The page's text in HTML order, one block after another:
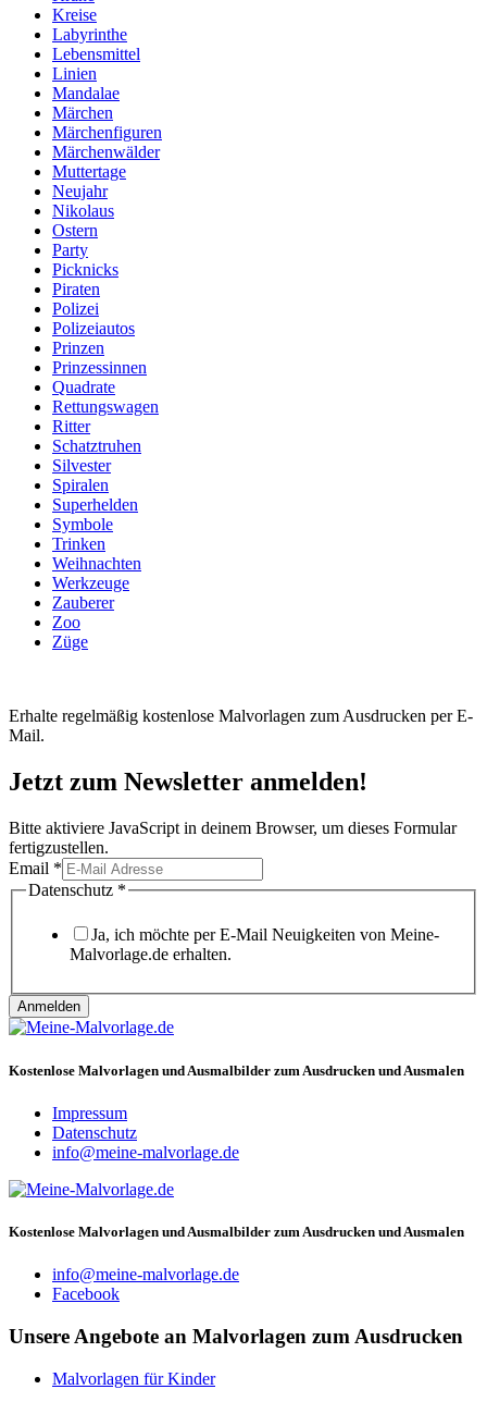
Kreise
Labyrinthe
Lebensmittel
Linien
Mandalae
Märchen
Märchenfiguren
Märchenwälder
Muttertage
Neujahr
Nikolaus
Ostern
Party
Picknicks
Piraten
Polizei
Polizeiautos
Prinzen
Prinzessinnen
Quadrate
Rettungswagen
Ritter
Schatztruhen
Silvester
Spiralen
Superhelden
Symbole
Trinken
Weihnachten
Werkzeuge
Zauberer
Zoo
Züge
Erhalte regelmäßig kostenlose Malvorlagen zum Ausdrucken per E-
Mail.
Jetzt zum Newsletter anmelden!
Bitte aktiviere JavaScript in deinem Browser, um dieses Formular
fertigzustellen.
Email *
Datenschutz
Datenschutz *
Ja, ich möchte per E-Mail Neuigkeiten von Meine-
Malvorlage.de erhalten.
Anmelden
Kostenlose Malvorlagen und Ausmalbilder zum Ausdrucken und Ausmalen
Impressum
Datenschutz
info@meine-malvorlage.de
Kostenlose Malvorlagen und Ausmalbilder zum Ausdrucken und Ausmalen
info@meine-malvorlage.de
Facebook
Unsere Angebote an Malvorlagen zum Ausdrucken
Malvorlagen für Kinder